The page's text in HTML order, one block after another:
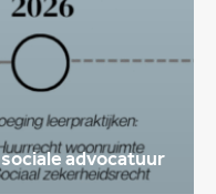
advocatuur